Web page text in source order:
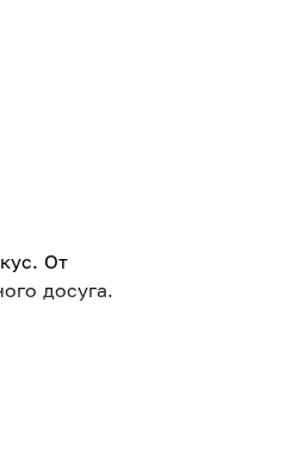
От
досуга.
отбираем